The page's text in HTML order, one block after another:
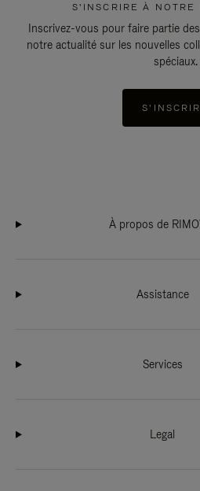
S'INSCRIRE À NOTRE
Inscrivez-vous pour faire partie
notre actualité sur les nouvelles
spéciaux.
À propos de
Assistance
Services
Legal